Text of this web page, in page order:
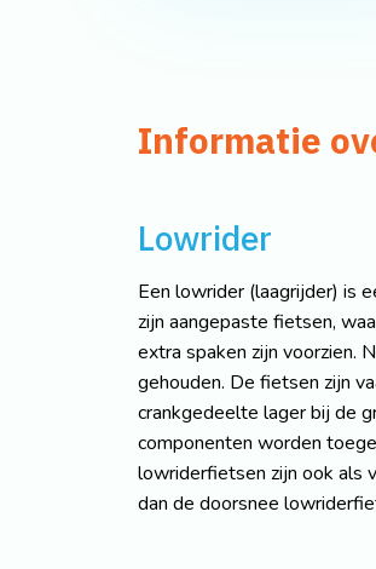
Informatie
Lowrider
Een lowrider (laagrijder) is
zijn aangepaste fietsen,
extra spaken zijn voorzien.
gehouden. De fietsen zijn
crankgedeelte lager bij de
componenten worden
lowriderfietsen zijn ook als
dan de doorsnee